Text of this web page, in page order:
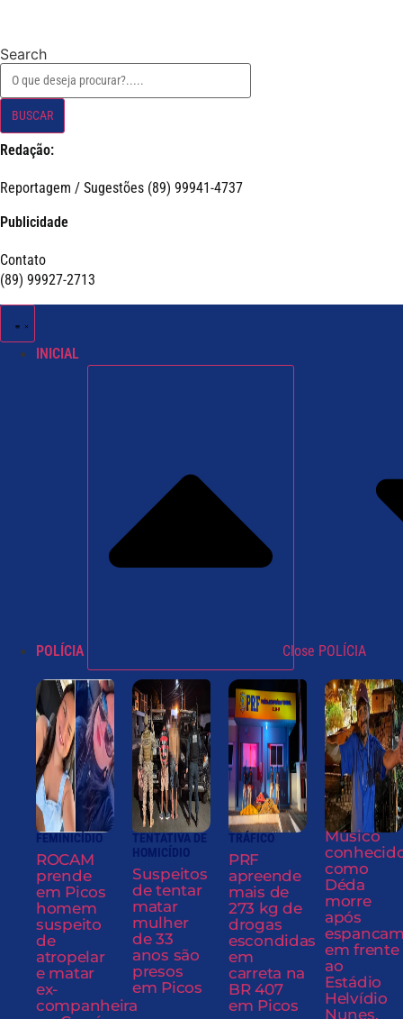
Search
BUSCAR
Redação:
Reportagem / Sugestões (89) 99941-4737
Publicidade
Contato
(89) 99927-2713
INICIAL
POLÍCIA Close POLÍCIA
FEMINICÍDIO
ROCAM
prende
em Picos
homem
suspeito
de
atropelar
e matar
ex-
companheira
TENTATIVA DE
HOMICÍDIO
Suspeitos
de tentar
matar
mulher
de 33
anos são
presos
em Picos
TRÁFICO
PRF
apreende
mais de
273 kg de
drogas
escondidas
em
carreta na
BR 407
em Picos
Músico
como
Déda
morre
após
em frente
ao
Estádio
Helvídio
Nunes,